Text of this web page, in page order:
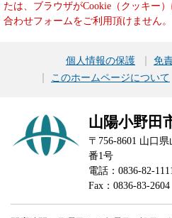
たは、ブラウザがCookie（クッキー
合わせフォームをご利用頂けません。
個人情報の保護 免
このホームページについて
山陽小野田
〒756-8601 山口
番1号
電話：0836-82-
Fax：0836-83-2604